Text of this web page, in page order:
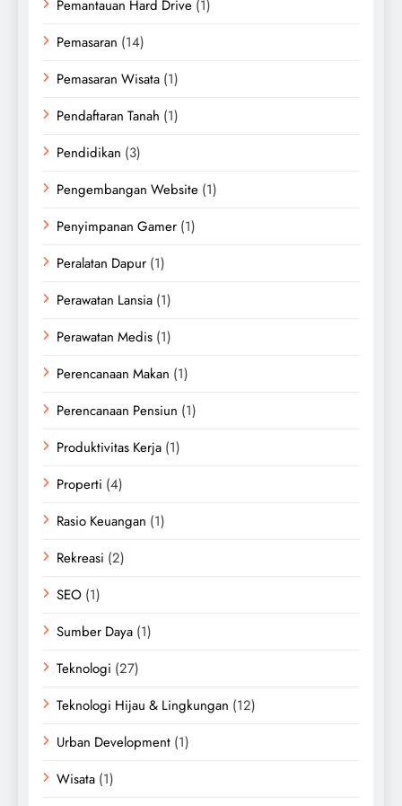
Pemantauan Hard Drive (1)
Pemasaran (14)
Pemasaran Wisata (1)
Pendaftaran Tanah (1)
Pendidikan (3)
Pengembangan Website (1)
Penyimpanan Gamer (1)
Peralatan Dapur (1)
Perawatan Lansia (1)
Perawatan Medis (1)
Perencanaan Makan (1)
Perencanaan Pensiun (1)
Produktivitas Kerja (1)
Properti (4)
Rasio Keuangan (1)
Rekreasi (2)
SEO (1)
Sumber Daya (1)
Teknologi (27)
Teknologi Hijau & Lingkungan (12)
Urban Development (1)
Wisata (1)